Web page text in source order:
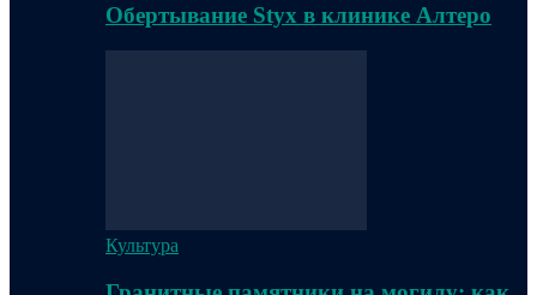
Обертывание Styx в клинике Алтеро
Культура